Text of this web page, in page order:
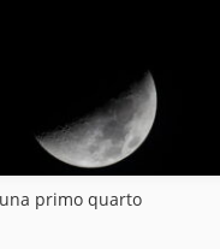
primo quarto